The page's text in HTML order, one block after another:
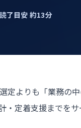
目安 約13分
定よりも「業務の
・定着支援までを